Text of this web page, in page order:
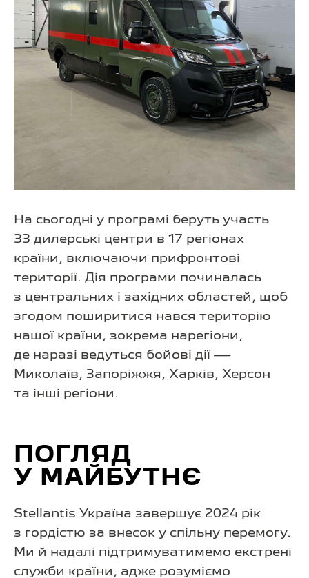
На сьогодні у програмі беруть участь
33 дилерські центри в 17 регіонах
країни, включаючи прифронтові
території. Дія програми починалась
з центральних і західних областей, щоб
згодом поширитися нався територію
нашої країни, зокрема нарегіони,
де наразі ведуться бойові дії —
Миколаїв, Запоріжжя, Харків, Херсон
та інші регіони.
ПОГЛЯД
У МАЙБУТНЄ
Stellantis Україна завершує 2024 рік
з гордістю за внесок у спільну перемогу.
Ми й надалі підтримуватимемо екстрені
служби країни, адже розуміємо